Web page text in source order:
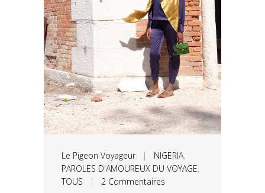
Le Pigeon Voyageur| NIGERIA,
PAROLES D'AMOUREUX DU VOYAGE,
TOUS | 2 Commentaires